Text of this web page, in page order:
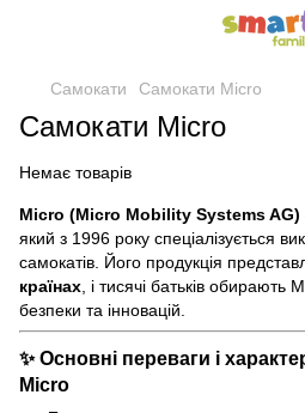
Самокати Самокати Micro
Самокати Micro
Немає товарів
Micro (Micro Mobility Systems AG)
який з 1996 року спеціалізується
самокатів. Його продукція
країнах , і тисячі батьків
безпеки та інновацій.
✨ Основні переваги і
Micro